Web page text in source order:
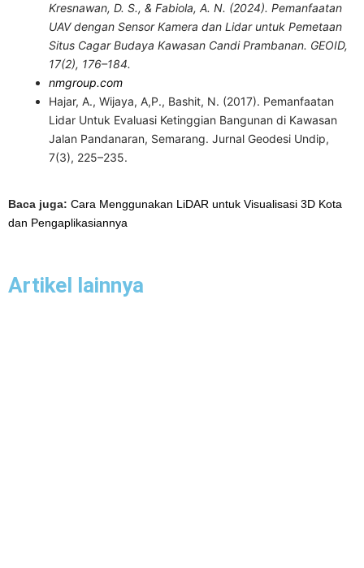
Kresnawan, D. S., & Fabiola, A. N. (2024). Pemanfaatan
UAV dengan Sensor Kamera dan Lidar untuk Pemetaan
Situs Cagar Budaya Kawasan Candi Prambanan. GEOID,
17(2), 176–184.
nmgroup.com
Hajar, A., Wijaya, A,P., Bashit, N. (2017). Pemanfaatan
Lidar Untuk Evaluasi Ketinggian Bangunan di Kawasan
Jalan Pandanaran, Semarang. Jurnal Geodesi Undip,
7(3), 225–235.
Baca juga: Cara Menggunakan LiDAR untuk Visualisasi 3D Kota
dan Pengaplikasiannya
Artikel lainnya